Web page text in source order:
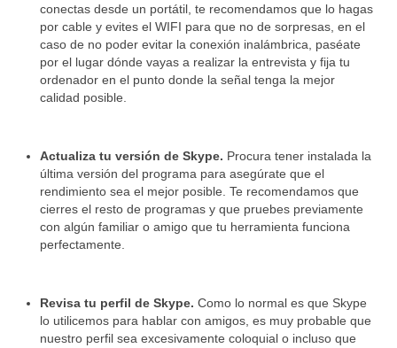
conectas desde un portátil, te recomendamos que lo hagas
por cable y evites el WIFI para que no de sorpresas, en el
caso de no poder evitar la conexión inalámbrica, paséate
por el lugar dónde vayas a realizar la entrevista y fija tu
ordenador en el punto donde la señal tenga la mejor
calidad posible.
Actualiza tu versión de Skype. Procura tener instalada la
última versión del programa para asegúrate que el
rendimiento sea el mejor posible. Te recomendamos que
cierres el resto de programas y que pruebes previamente
con algún familiar o amigo que tu herramienta funciona
perfectamente.
Revisa tu perfil de Skype. Como lo normal es que Skype
lo utilicemos para hablar con amigos, es muy probable que
nuestro perfil sea excesivamente coloquial o incluso que